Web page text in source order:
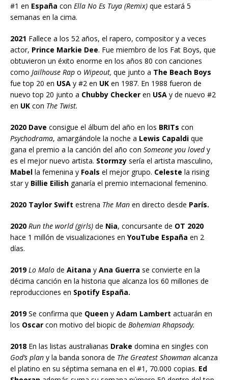
#1 en España con Ella No Es Tuya (Remix) que estará 5
semanas en la cima.
2021 Fallece a los 52 años, el rapero, compositor y a veces
actor, Prince Markie Dee. Fue miembro de los Fat Boys, que
obtuvieron un éxito enorme en los años 80 con canciones
como Jailhouse Rap o Wipeout, que junto a The Beach Boys
fue top 20 en USA y #2 en UK en 1987. En 1988 fueron de
nuevo top 20 junto a Chubby Checker en USA y de nuevo #2
en UK con The Twist.
2020 Dave consigue el álbum del año en los BRITs con
Psychodrama, amargándole la noche a Lewis Capaldi que
gana el premio a la canción del año con Someone you lovedy
es el mejor nuevo artista. Stormzy sería el artista masculino,
Mabel la femenina y Foals el mejor grupo. Celeste la rising
star y Billie Eilish ganaría el premio internacional femenino.
2020 Taylor Swift estrena The Man en directo desde París.
2020 Run the world (girls) de Nia, concursante de OT 2020
hace 1 millón de visualizaciones en YouTube España en 2
días.
2019 Lo Malo de Aitana y Ana Guerra se convierte en la
décima canción en la historia que alcanza los 60 millones de
reproducciones en Spotify España.
2019Se confirma que Queen y Adam Lambert actuarán en
los Oscar con motivo del biopic de Bohemian Rhapsody.
2018 En las listas australianas Drake domina en singles con
God’s plan y la banda sonora de The Greatest Showman alcanza
el platino en su séptima semana en el #1, 70.000 copias. Ed